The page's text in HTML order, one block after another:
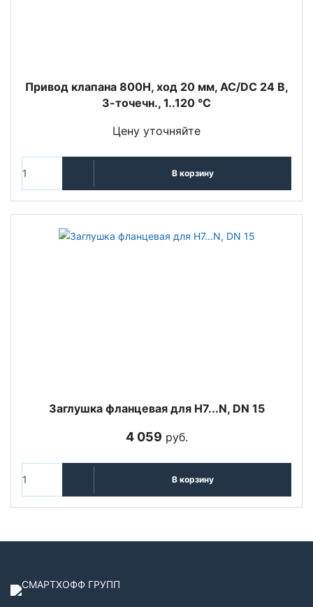
Привод клапана 800Н, ход 20 мм, AC/DC 24 В,
3-точечн., 1..120 °C
Цену уточняйте
В корзину
Заглушка фланцевая для H7...N, DN 15
4 059 руб.
В корзину